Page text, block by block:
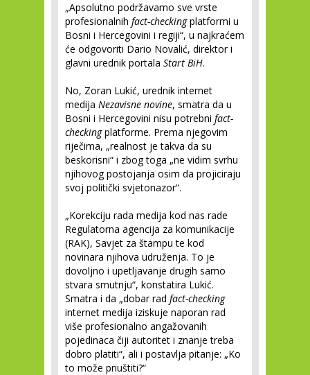
„Apsolutno podržavamo sve vrste
profesionalnih fact-checkingplatformi u
Bosni i Hercegovini i regiji“, u najkraćem
će odgovoriti Dario Novalić, direktor i
glavni urednik portala Start BiH.
No, Zoran Lukić, urednik internet
medija Nezavisne novine, smatra da u
Bosni i Hercegovini nisu potrebni fact-
checkingplatforme. Prema njegovim
riječima, „realnost je takva da su
beskorisni“ i zbog toga „ne vidim svrhu
njihovog postojanja osim da projiciraju
svoj politički svjetonazor“.
„Korekciju rada medija kod nas rade
Regulatorna agencija za komunikacije
(RAK), Savjet za štampu te kod
novinara njihova udruženja. To je
dovoljno i upetljavanje drugih samo
stvara smutnju“, konstatira Lukić.
Smatra i da „dobar rad fact-checking
internet medija iziskuje naporan rad
više profesionalno angažovanih
pojedinaca čiji autoritet i znanje treba
dobro platiti“, ali i postavlja pitanje: „Ko
to može priuštiti?“